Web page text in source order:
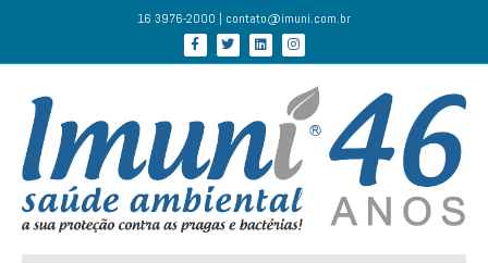
16 3976-2000 | contato@imuni.com.br
FacebookTwitterLinkedinInstagram